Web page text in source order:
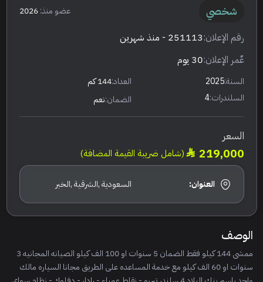
شخصي عضو منذ:2026
رقم الإعلان:251113 - منذ شهرين
عٌمر الإعلان:30 يوم
السنة:2025 العداد:144 كم
السلندرات:4 الضمان:نعم
السعر
219,000 (شامل ضريبة القيمة المضافة)
العنوان: السعودية ,الشرقية ,الخبر
الوصف
ممشى 144 كيلو فقط الضمان 5 سنوات او 100 الف كيلو الصيانه المجانيه 3
سنوات او 60 الف كيلو مع خدمة المساعده على الطريق مجانا السياره مالك